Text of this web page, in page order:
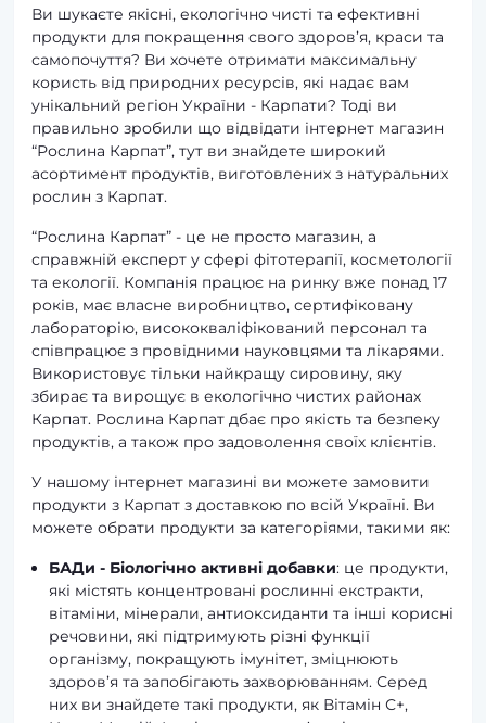
Ви шукаєте якісні, екологічно чисті та ефективні
продукти для покращення свого здоров’я, краси та
самопочуття? Ви хочете отримати максимальну
користь від природних ресурсів, які надає вам
унікальний регіон України - Карпати? Тоді ви
правильно зробили що відвідати інтернет магазин
“Рослина Карпат”, тут ви знайдете широкий
асортимент продуктів, виготовлених з натуральних
рослин з Карпат.
“Рослина Карпат” - це не просто магазин, а
справжній експерт у сфері фітотерапії, косметології
та екології. Компанія працює на ринку вже понад 17
років, має власне виробництво, сертифіковану
лабораторію, висококваліфікований персонал та
співпрацює з провідними науковцями та лікарями.
Використовує тільки найкращу сировину, яку
збирає та вирощує в екологічно чистих районах
Карпат. Рослина Карпат дбає про якість та безпеку
продуктів, а також про задоволення своїх клієнтів.
У нашому інтернет магазині ви можете замовити
продукти з Карпат з доставкою по всій Україні. Ви
можете обрати продукти за категоріями, такими як:
БАДи - Біологічно активні добавки: це продукти,
які містять концентровані рослинні екстракти,
вітаміни, мінерали, антиоксиданти та інші корисні
речовини, які підтримують різні функції
організму, покращують імунітет, зміцнюють
здоров’я та запобігають захворюванням. Серед
них ви знайдете такі продукти, як Вітамін С+,